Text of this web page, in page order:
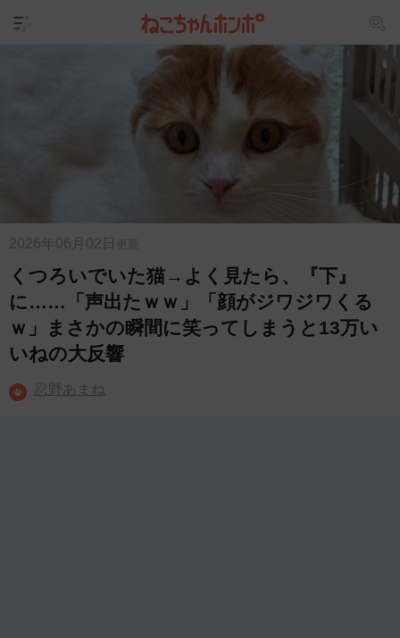
2026年06月02日 更新
くつろいでいた猫→よく見たら、『下』
に……「声出たｗｗ」「顔がジワジワくる
ｗ」まさかの瞬間に笑ってしまうと13万い
いねの大反響
忍野あまね